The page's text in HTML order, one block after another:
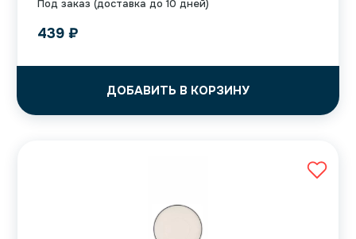
Под заказ (доставка до 10 дней)
439 ₽
ДОБАВИТЬ В КОРЗИНУ